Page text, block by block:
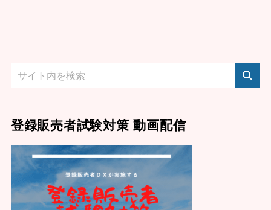
登録販売者試験対策 動画配信